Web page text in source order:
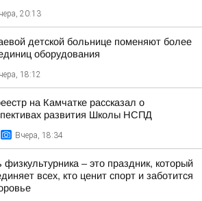
20:13
детской больнице поменяют более
оборудования
18:12
на Камчатке рассказал о
развития Школы НСПД
Вчера, 18:34
физкультурника – это праздник, который
всех, кто ценит спорт и заботится